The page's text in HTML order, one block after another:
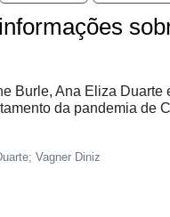
Burle, Ana Eliza
da pandemia de
Vagner Diniz